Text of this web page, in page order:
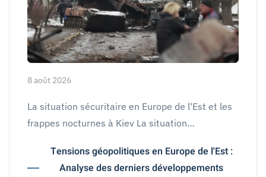
8 août 2026
La situation sécuritaire en Europe de l'Est et les
frappes nocturnes à Kiev La situation…
Tensions géopolitiques en Europe de l'Est :
Analyse des derniers développements